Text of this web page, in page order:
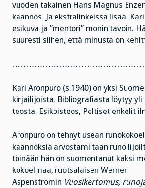
vuoden takainen Hans Magnus
käännös. Ja ekstralinkeissä lisää.
esikuva ja ”mentori” monin tavoin.
suuresti siihen, että minusta on
Kari Aronpuro (s.1940) on yksi
kirjailijoista. Bibliografiasta löytyy yli
teosta. Esikoisteos, Peltiset enkelit
Aronpuro on tehnyt usean
käännöksiä arvostamiltaan
töinään hän on suomentanut kaksi
kokoelmaa, ruotsalaisen Werner
Aspenströmin Vuosikertomus,